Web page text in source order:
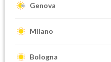
Genova
Milano
Bologna